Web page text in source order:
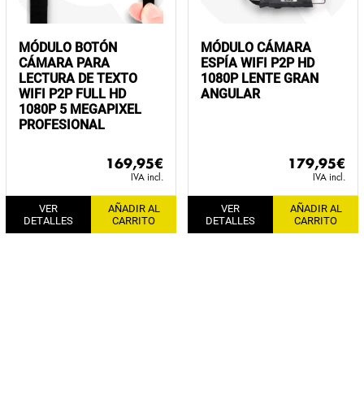
MÓDULO BOTÓN
CÁMARA PARA
LECTURA DE TEXTO
WIFI P2P FULL HD
1080P 5 MEGAPIXEL
PROFESIONAL
169,95€
IVA incl.
VER
DETALLES
AÑADIR AL
CARRITO
MÓDULO CÁMARA
ESPÍA WIFI P2P HD
1080P LENTE GRAN
ANGULAR
179,95€
IVA incl.
VER
DETALLES
AÑADIR AL
CARRITO